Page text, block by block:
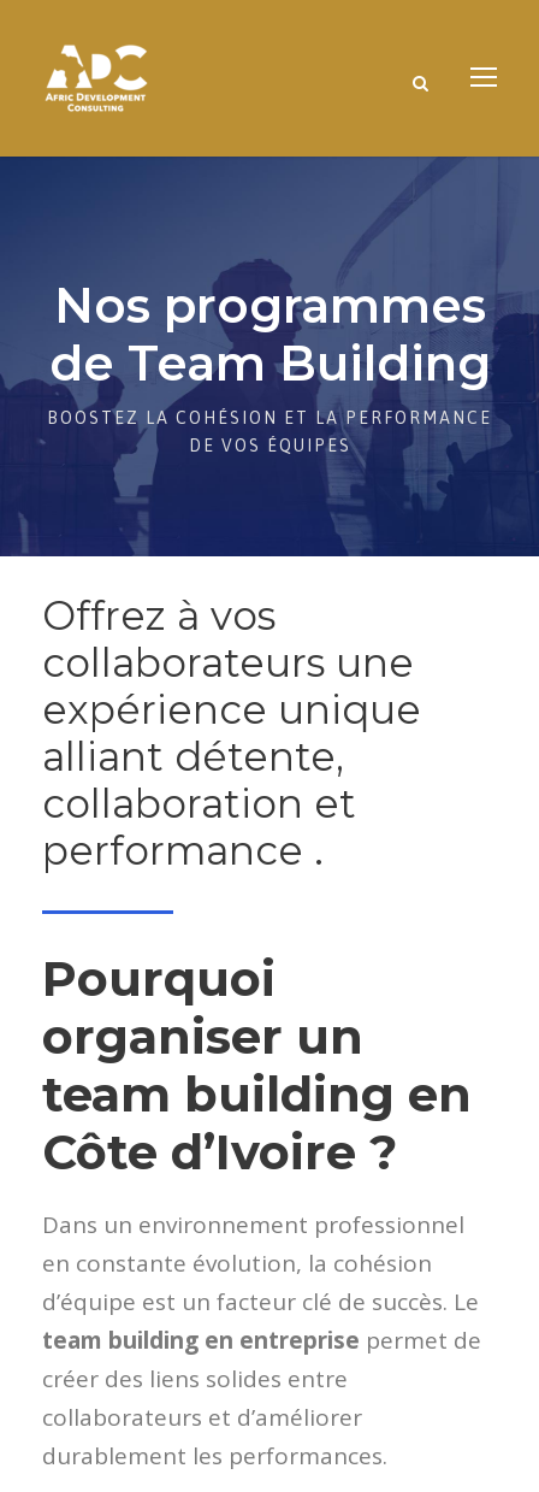
Nos programmes
de Team Building
BOOSTEZ LA COHÉSION ET LA PERFORMANCE
DE VOS ÉQUIPES
Offrez à vos
collaborateurs une
expérience unique
alliant détente,
collaboration et
performance .
Pourquoi
organiser un
team building en
Côte d’Ivoire ?
Dans un environnement professionnel
en constante évolution, la cohésion
d’équipe est un facteur clé de succès. Le
team building en entreprise permet de
créer des liens solides entre
collaborateurs et d’améliorer
durablement les performances.